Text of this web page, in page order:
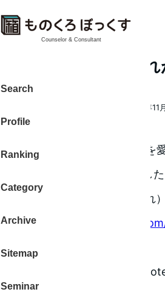
Counselor & Consultant
Search
Profile
Ranking
Category
Archive
Sitemap
Seminar
Evernoteの名刺入
2014年11
緑色が大好きです。Evernoteを
ェックなアイテムが登場しました
スナップケース（名刺入
https://
名刺入れです。（画像は